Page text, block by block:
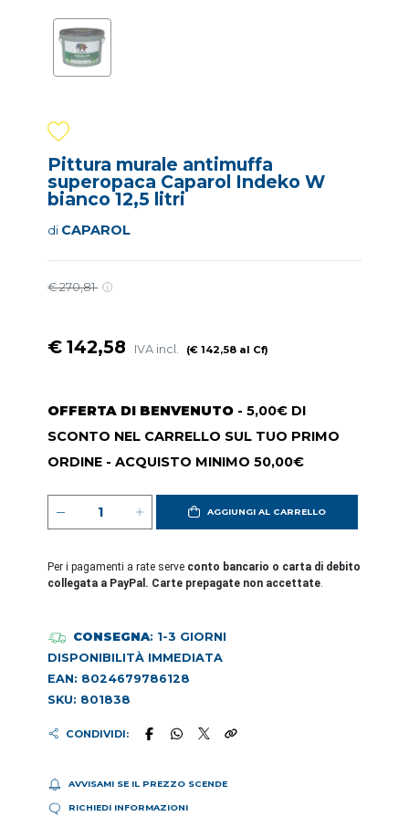
Pittura murale antimuffa
superopaca Caparol Indeko W
bianco 12,5 litri
di CAPAROL
€ 270,81
€ 142,58 IVA incl. (€ 142,58 al Cf)
OFFERTA DI BENVENUTO - 5,00€ DI
SCONTO NEL CARRELLO SUL TUO PRIMO
ORDINE - ACQUISTO MINIMO 50,00€
AGGIUNGI AL CARRELLO
Per i pagamenti a rate serve conto bancario o carta di debito
collegata a PayPal. Carte prepagate non accettate
CONSEGNA: 1-3 GIORNI
DISPONIBILITÀ IMMEDIATA
EAN: 8024679786128
SKU: 801838
CONDIVIDI:
AVVISAMI SE IL PREZZO SCENDE
RICHIEDI INFORMAZIONI